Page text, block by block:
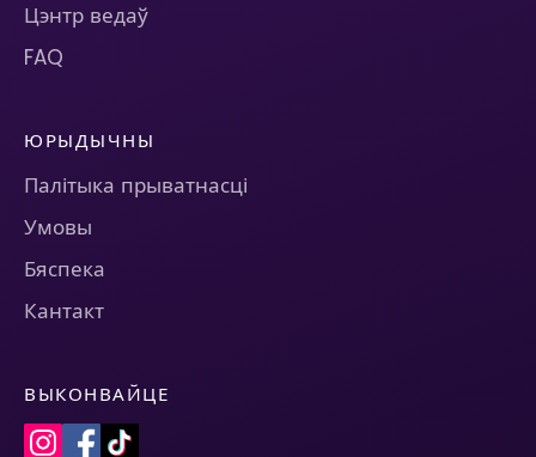
Цэнтр ведаў
FAQ
ЮРЫДЫЧНЫ
Палітыка прыватнасці
Умовы
Бяспека
Кантакт
ВЫКОНВАЙЦЕ